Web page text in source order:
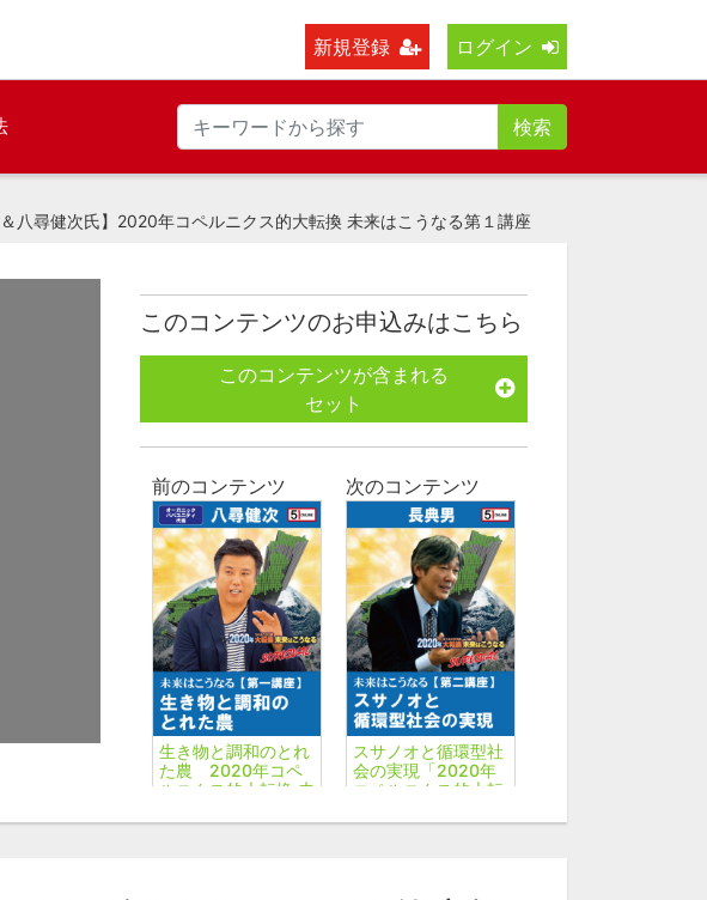
新規登録 ログイン
検索
八尋健次氏】2020年コペルニクス的大転換 未来はこうなる第１講座
このコンテンツのお申込みはこちら
このコンテンツが含まれる
セット
前のコンテンツ
生き物と調和のとれ
た農 2020年コペ
ルニクス的大転換 未
座 八尋健次氏
次のコンテンツ
スサノオと循環型社
会の実現「2020年
コペルニクス的大転
第２講座【長典男